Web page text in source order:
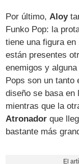
Por último, Aloy
Funko Pop: la
tiene una figura
están presentes
enemigos y
Pops son un tanto
diseño se basa
mientras que la
Atronador que
bastante más